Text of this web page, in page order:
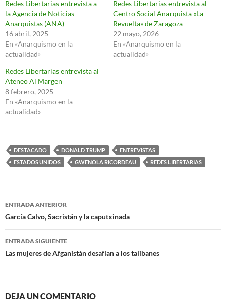
Redes Libertarias entrevista a
la Agencia de Noticias
Anarquistas (ANA)
16 abril, 2025
En «Anarquismo en la
actualidad»
Redes Libertarias entrevista al
Centro Social Anarquista «La
Revuelta» de Zaragoza
22 mayo, 2026
En «Anarquismo en la
actualidad»
Redes Libertarias entrevista al
Ateneo Al Margen
8 febrero, 2025
En «Anarquismo en la
actualidad»
DESTACADO DONALD TRUMP
ENTREVISTAS
ESTADOS UNIDOS
GWENOLA RICORDEAU REDES LIBERTARIAS
Navegación
de
entradas
ENTRADA ANTERIOR
García Calvo, Sacristán y la caputxinada
ENTRADA SIGUIENTE
Las mujeres de Afganistán desafían a los talibanes
DEJA UN COMENTARIO